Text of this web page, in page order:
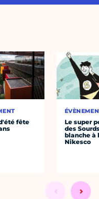
fête
Le super
des
blanche à
Nikesco